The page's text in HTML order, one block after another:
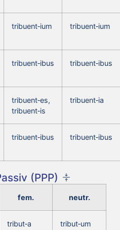
tribuent‑ium tribuent‑ium
tribuent‑ibus tribuent‑ibus
tribuent‑es,
tribuent‑is
tribuent‑ia
tribuent‑ibus tribuent‑ibus
(PPP)
fem. neutr.
tribut‑a tribut‑um